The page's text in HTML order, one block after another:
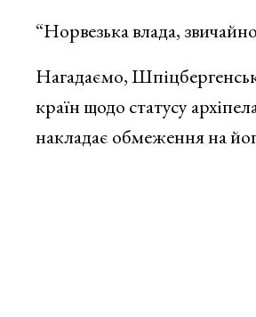
“Норвезька влада,
Нагадаємо,
країн щодо статусу
накладає обмеження на